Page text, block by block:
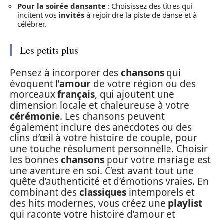
Pour la soirée dansante : Choisissez des titres qui
incitent vos invités à rejoindre la piste de danse et à
célébrer.
Les petits plus
Pensez à incorporer deschansons qui
évoquent l’amour de votre région ou des
morceauxfrançais, qui ajoutent une
dimension locale et chaleureuse à votre
cérémonie. Les chansons peuvent
également inclure des anecdotes ou des
clins d’œil à votre histoire de couple, pour
une touche résolument personnelle. Choisir
les bonneschansons pour votre mariage est
une aventure en soi. C’est avant tout une
quête d’authenticité et d’émotions vraies. En
combinant desclassiques intemporels et
des hits modernes, vous créez une playlist
qui raconte votre histoire d’amour et